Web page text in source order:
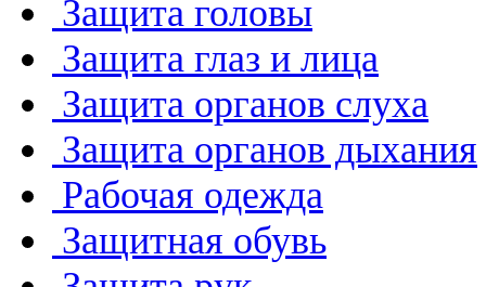
Защита головы
Защита глаз и лица
Защита органов слуха
Защита органов дыхания
Рабочая одежда
Защитная обувь